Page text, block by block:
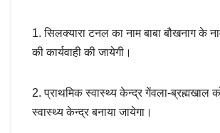
1. सिलक्यारा टनल का नाम बाबा बौखनाग के
की कार्यवाही की जायेगी।
2. प्राथमिक स्वास्थ्य केन्द्र गेंवला-ब्रह्मखाल
स्वास्थ्य केन्द्र बनाया जायेगा।